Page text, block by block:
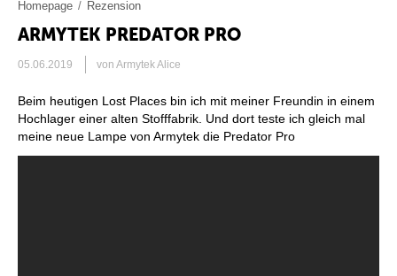
Homepage / Rezension
ARMYTEK PREDATOR PRO
05.06.2019 von Armytek Alice
Beim heutigen Lost Places bin ich mit meiner Freundin in einem
Hochlager einer alten Stofffabrik. Und dort teste ich gleich mal
meine neue Lampe von Armytek die Predator Pro